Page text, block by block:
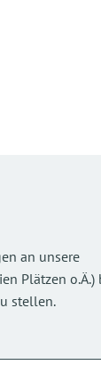
an unsere
Plätzen
stellen.